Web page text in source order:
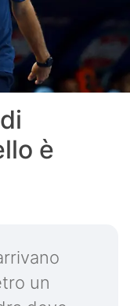
è
un